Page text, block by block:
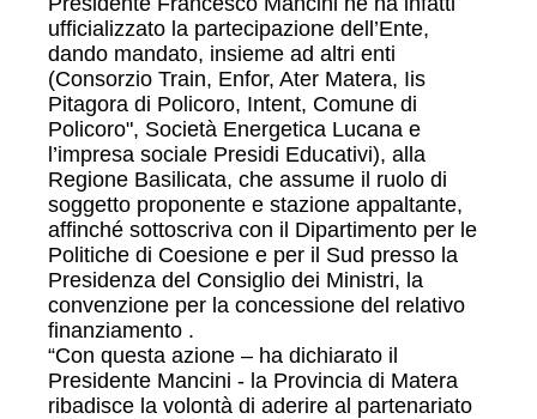
ufficializzato la partecipazione dell’Ente,
dando mandato, insieme ad altri enti
(Consorzio Train, Enfor, Ater Matera, Iis
Pitagora di Policoro, Intent, Comune di
Policoro", Società Energetica Lucana e
l’impresa sociale Presidi Educativi), alla
Regione Basilicata, che assume il ruolo di
soggetto proponente e stazione appaltante,
affinché sottoscriva con il Dipartimento per le
Politiche di Coesione e per il Sud presso la
Presidenza del Consiglio dei Ministri, la
convenzione per la concessione del relativo
finanziamento .
“Con questa azione – ha dichiarato il
Presidente Mancini - la Provincia di Matera
ribadisce la volontà di aderire al partenariato